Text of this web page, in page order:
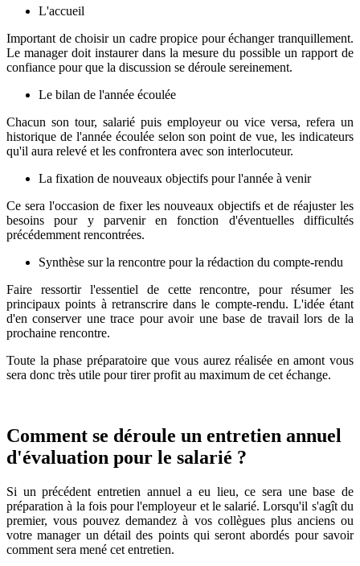
L'accueil
Important de choisir un cadre propice pour échanger tranquillement.
Le manager doit instaurer dans la mesure du possible un rapport de
confiance pour que la discussion se déroule sereinement.
Le bilan de l'année écoulée
Chacun son tour, salarié puis employeur ou vice versa, refera un
historique de l'année écoulée selon son point de vue, les indicateurs
qu'il aura relevé et les confrontera avec son interlocuteur.
La fixation de nouveaux objectifs pour l'année à venir
Ce sera l'occasion de fixer les nouveaux objectifs et de réajuster les
besoins pour y parvenir en fonction d'éventuelles difficultés
précédemment rencontrées.
Synthèse sur la rencontre pour la rédaction du compte-rendu
Faire ressortir l'essentiel de cette rencontre, pour résumer les
principaux points à retranscrire dans le compte-rendu. L'idée étant
d'en conserver une trace pour avoir une base de travail lors de la
prochaine rencontre.
Toute la phase préparatoire que vous aurez réalisée en amont vous
sera donc très utile pour tirer profit au maximum de cet échange.
Comment se déroule un entretien annuel
d'évaluation pour le salarié ?
Si un précédent entretien annuel a eu lieu, ce sera une base de
préparation à la fois pour l'employeur et le salarié. Lorsqu'il s'agît du
premier, vous pouvez demandez à vos collègues plus anciens ou
votre manager un détail des points qui seront abordés pour savoir
comment sera mené cet entretien.